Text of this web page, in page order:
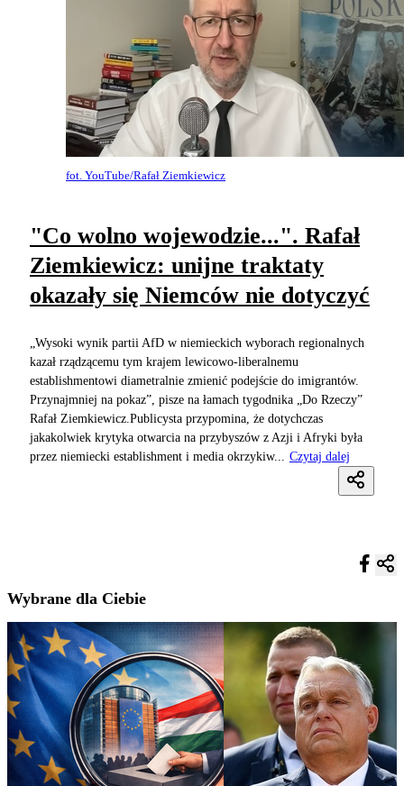
fot. YouTube/Rafał Ziemkiewicz
"Co wolno wojewodzie...". Rafał
Ziemkiewicz: unijne traktaty
okazały się Niemców nie dotyczyć
„Wysoki wynik partii AfD w niemieckich wyborach regionalnych
kazał rządzącemu tym krajem lewicowo-liberalnemu
establishmentowi diametralnie zmienić podejście do imigrantów.
Przynajmniej na pokaz”, pisze na łamach tygodnika „Do Rzeczy”
Rafał Ziemkiewicz.Publicysta przypomina, że dotychczas
jakakolwiek krytyka otwarcia na przybyszów z Azji i Afryki była
przez niemiecki establishment i media okrzykiw...
Czytaj dalej
Wybrane dla Ciebie